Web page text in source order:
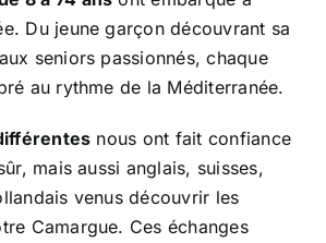
Du jeune garçon découvrant sa
seniors passionnés, chaque
au rythme de la Méditerranée.
nous ont fait confiance
mais aussi anglais, suisses,
venus découvrir les
Camargue. Ces échanges